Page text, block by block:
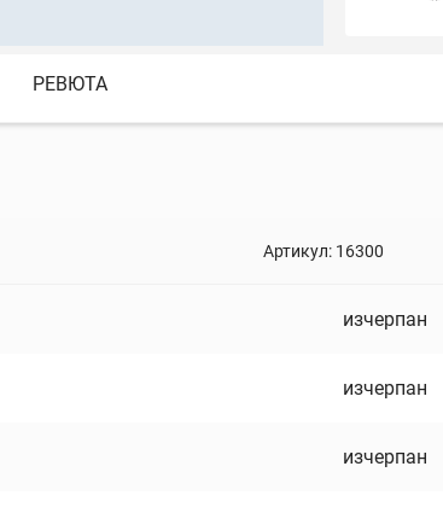
РЕВЮТА
Артикул: 16300
изчерпан
изчерпан
изчерпан